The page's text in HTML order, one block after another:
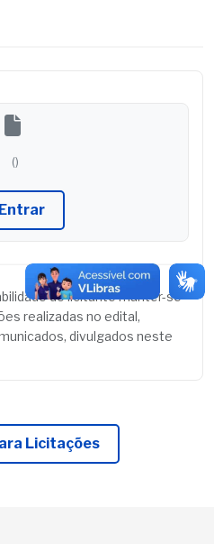
()
do licitante manter-se
realizadas no edital,
divulgados neste
Licitações